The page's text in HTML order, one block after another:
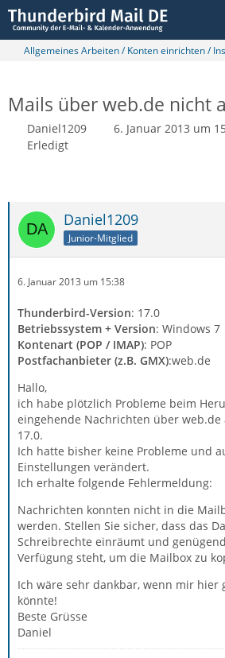
Allgemeines Arbeiten / Konten einrichten /
Mails über web.de nicht
Daniel1209 6. Januar 2013 um
Erledigt
Daniel1209
Junior-Mitglied
6. Januar 2013 um 15:38
Thunderbird-Version: 17.0
Betriebssystem + Version: Windows 7
Kontenart (POP / IMAP): POP
Postfachanbieter (z.B. GMX):web.de
Hallo,
ich habe plötzlich Probleme beim
eingehende Nachrichten über
17.0.
Ich hatte bisher keine Probleme und
Einstellungen verändert.
Ich erhalte folgende Fehlermeldung:
Nachrichten konnten nicht in die
werden. Stellen Sie sicher, dass das
Schreibrechte einräumt und
Verfügung steht, um die Mailbox zu
Ich wäre sehr dankbar, wenn mir hier
könnte!
Beste Grüsse
Daniel